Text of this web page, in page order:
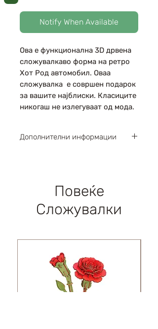
Notify When Available
Ова е функционална 3D дрвена
сложувалкаво форма на ретро
Хот Род автомобил. Оваа
сложувалка е совршен подарок
за вашите најблиски. Класиците
никогаш не излегуваат од мода.
Дополнителни информации
Повеќе
Сложувалки